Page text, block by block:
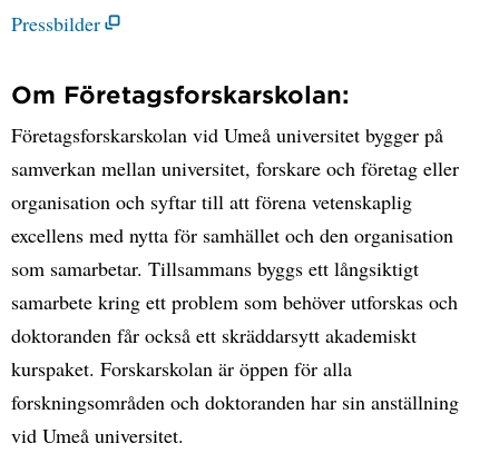
Pressbilder
Om Företagsforskarskolan:
Företagsforskarskolan vid Umeå universitet bygger på
samverkan mellan universitet, forskare och företag eller
organisation och syftar till att förena vetenskaplig
excellens med nytta för samhället och den organisation
som samarbetar. Tillsammans byggs ett långsiktigt
samarbete kring ett problem som behöver utforskas och
doktoranden får också ett skräddarsytt akademiskt
kurspaket. Forskarskolan är öppen för alla
forskningsområden och doktoranden har sin anställning
vid Umeå universitet.